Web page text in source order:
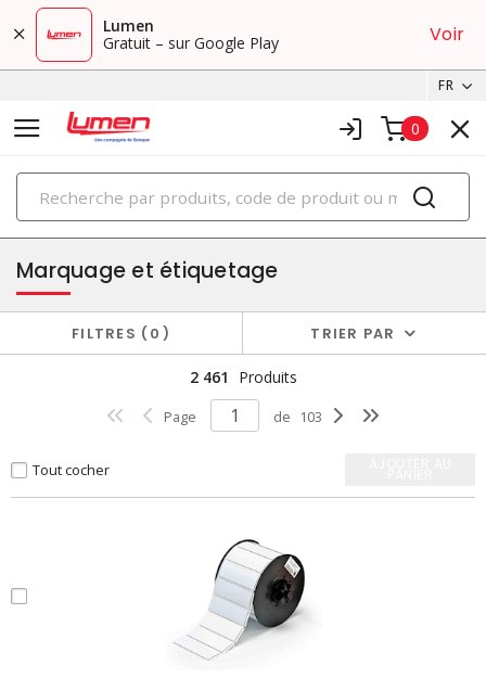
Lumen
Gratuit – sur Google Play
Voir
FR
0
PRODUITS
terminaison de fils et fournitures
Marquage et étiquetage
FILTRES 0 TRIER PAR
2 461 Produits
Page de 103
Tout cocher